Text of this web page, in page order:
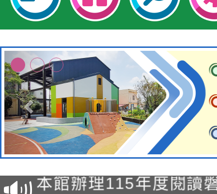
適應運動共學行動站研
本館辦理115年度閱讀